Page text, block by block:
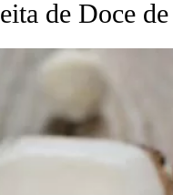
de Doce